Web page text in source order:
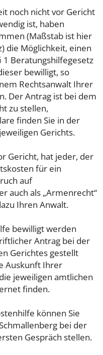
noch nicht vor Gericht
ist, haben
(Maßstab ist hier
die Möglichkeit, einen
1 Beratungshilfegesetz
bewilligt, so
Rechtsanwalt Ihrer
Der Antrag ist bei dem
zu stellen,
finden Sie in der
Gerichts.
Gericht, hat jeder, der
für ein
auf
auch als „Armenrecht“
Ihren Anwalt.
bewilligt werden
Antrag bei der
Gerichtes gestellt
Auskunft Ihrer
jeweiligen amtlichen
finden.
können Sie
bei der
Gespräch stellen.